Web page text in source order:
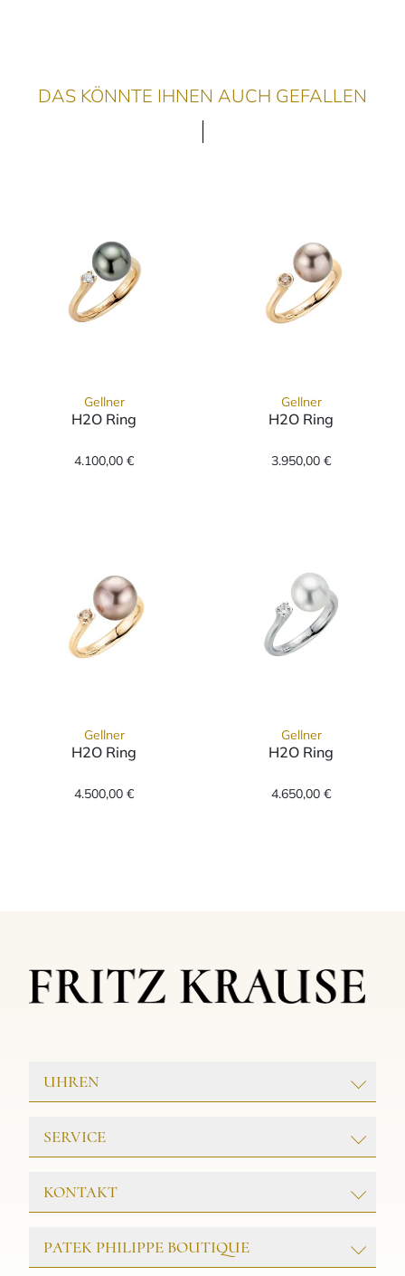
DAS KÖNNTE IHNEN AUCH GEFALLEN
Gellner
H2O Ring
4.100,00 €
Gellner
H2O Ring
3.950,00 €
Gellner
H2O Ring
4.500,00 €
Gellner
H2O Ring
4.650,00 €
UHREN
TUDOR
SCHMUCK
SERVICE
FRITZ KRAUSE
KONTAKT
Friedrichstr. 32
25980 Westerland/Sylt
PATEK PHILIPPE BOUTIQUE